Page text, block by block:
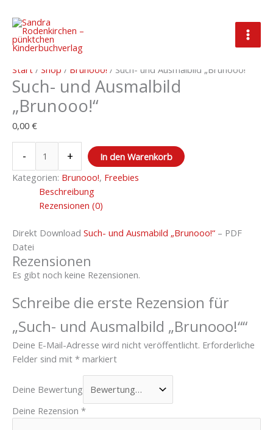
Inhalt
springen
Start / Shop / Brunooo! / Such- und Ausmalbild „Brunooo!“
Such- und Ausmalbild
„Brunooo!“
0,00 €
-
Such-
und
Ausmalbild
"Brunooo!"
Menge
+
In den Warenkorb
Kategorien: Brunooo!, Freebies
Beschreibung
Rezensionen (0)
Direkt Download Such- und Ausmabild „Brunooo!“ – PDF
Datei
Rezensionen
Es gibt noch keine Rezensionen.
Schreibe die erste Rezension für
„Such- und Ausmalbild „Brunooo!““
Deine E-Mail-Adresse wird nicht veröffentlicht. Erforderliche
Felder sind mit * markiert
Deine Bewertung
Deine Rezension *